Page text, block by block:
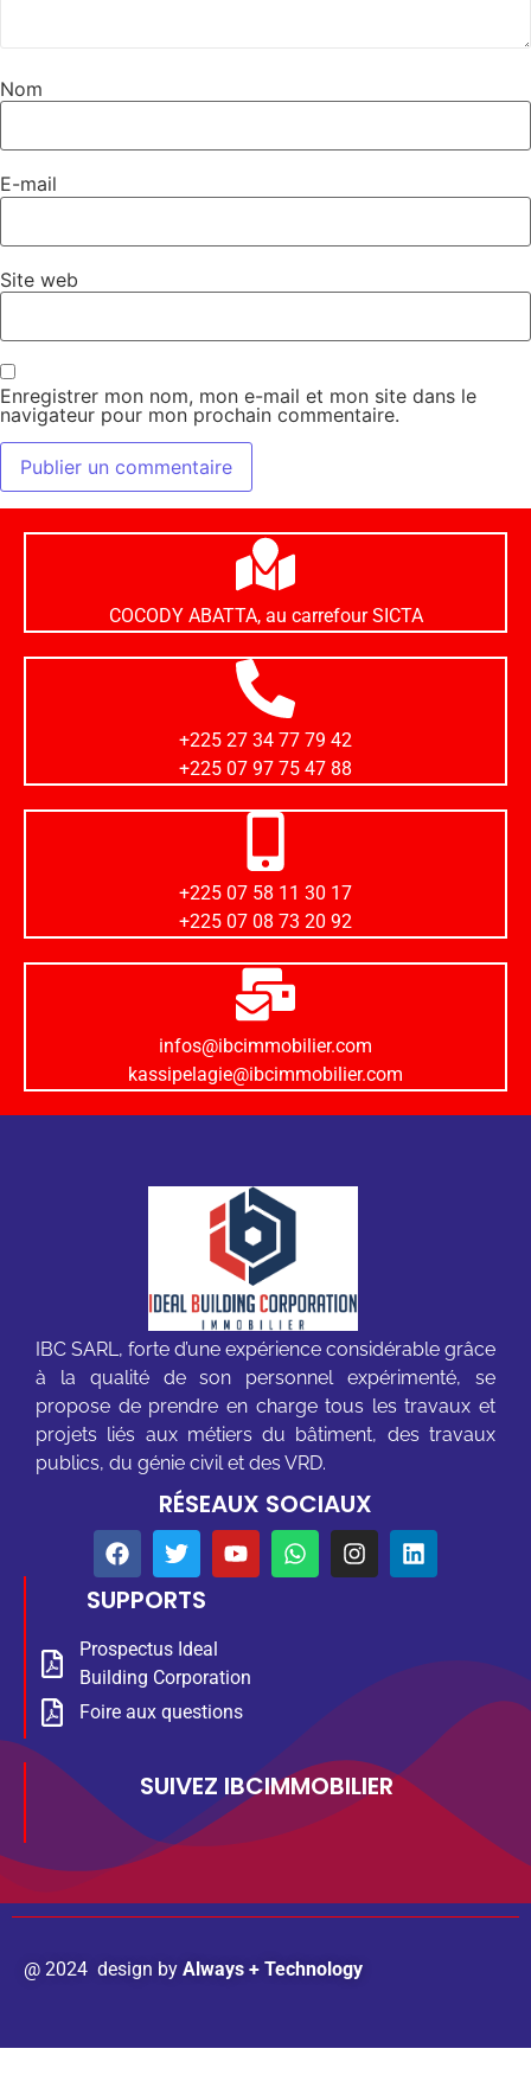
Nom
E-mail
Site web
Enregistrer mon nom, mon e-mail et mon site dans le
navigateur pour mon prochain commentaire.
COCODY ABATTA, au carrefour SICTA
+225 27 34 77 79 42
+225 07 97 75 47 88
+225 07 58 11 30 17
+225 07 08 73 20 92
infos@ibcimmobilier.com
kassipelagie@ibcimmobilier.com
IBC SARL, forte d’une expérience considérable grâce
à la qualité de son personnel expérimenté, se
propose de prendre en charge tous les travaux et
projets liés aux métiers du bâtiment, des travaux
publics, du génie civil et des VRD.
RÉSEAUX SOCIAUX
SUPPORTS
Prospectus Ideal
Building Corporation
Foire aux questions
SUIVEZ IBCIMMOBILIER
@ 2024 design by Always + Technology